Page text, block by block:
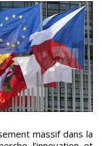
massif dans la